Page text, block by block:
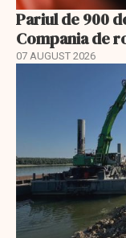
Pariul de 900
Compania de
07 AUGUST 2026